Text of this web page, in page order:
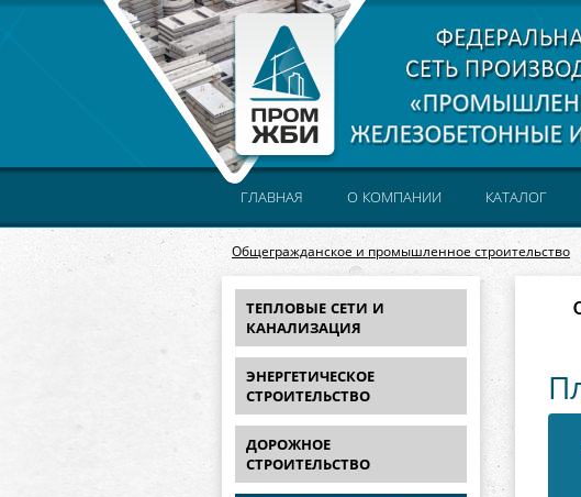
Общегражданское и промышленное строительство
ГЛАВНАЯ О КОМПАНИИ КАТАЛОГ
ТЕПЛОВЫЕ СЕТИ И
КАНАЛИЗАЦИЯ
ЭНЕРГЕТИЧЕСКОЕ
СТРОИТЕЛЬСТВО
ДОРОЖНОЕ
СТРОИТЕЛЬСТВО